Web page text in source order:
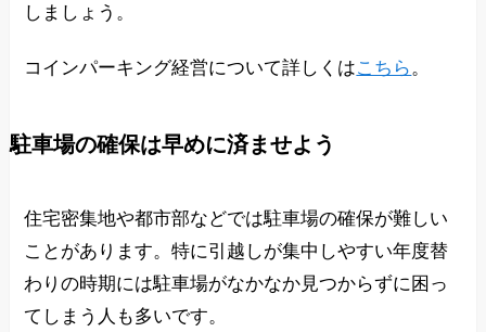
しましょう。
コインパーキング経営について詳しくはこちら 。
駐車場の確保は早めに済ませよう
住宅密集地や都市部などでは駐車場の確保が難しい
ことがあります。特に引越しが集中しやすい年度替
わりの時期には駐車場がなかなか見つからずに困っ
てしまう人も多いです。